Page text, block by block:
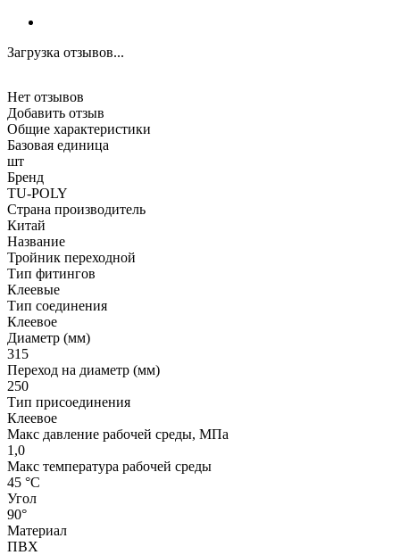
Загрузка отзывов...
Нет отзывов
Добавить отзыв
Общие характеристики
Базовая единица
шт
Бренд
TU-POLY
Страна производитель
Китай
Название
Тройник переходной
Тип фитингов
Клеевые
Тип соединения
Клеевое
Диаметр (мм)
315
Переход на диаметр (мм)
250
Тип присоединения
Клеевое
Макс давление рабочей среды, МПа
1,0
Макс температура рабочей среды
45 °С
Угол
90°
Материал
ПВХ